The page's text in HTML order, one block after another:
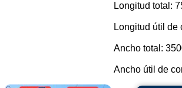
Longitud total:
Longitud útil de
Ancho total:
Ancho útil de